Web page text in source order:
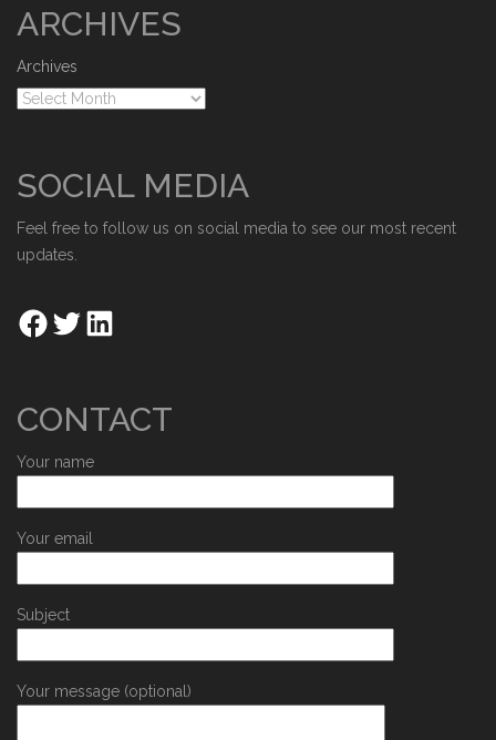
ARCHIVES
Archives
SOCIAL MEDIA
Feel free to follow us on social media to see our most recent
updates.
CONTACT
Your name
Your email
Subject
Your message (optional)